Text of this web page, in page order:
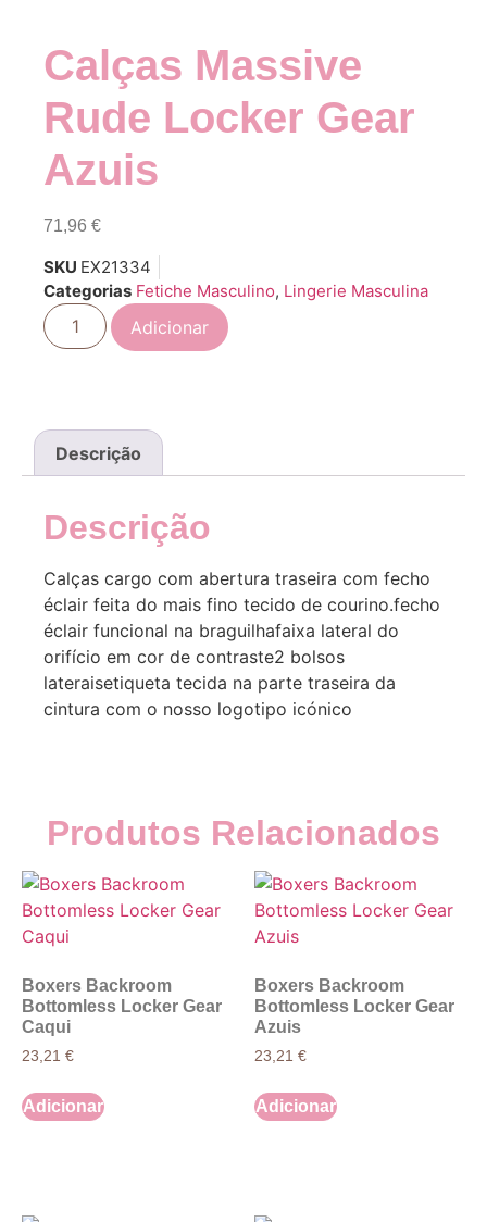
Calças Massive
Rude Locker Gear
Azuis
71,96 €
SKU EX21334
Categorias Fetiche Masculino, Lingerie Masculina
Adicionar
Descrição
Descrição
Calças cargo com abertura traseira com fecho
éclair feita do mais fino tecido de courino.fecho
éclair funcional na braguilhafaixa lateral do
orifício em cor de contraste2 bolsos
lateraisetiqueta tecida na parte traseira da
cintura com o nosso logotipo icónico
Produtos Relacionados
Boxers Backroom
Bottomless Locker Gear
Caqui
23,21 €
Adicionar
Boxers Backroom
Bottomless Locker Gear
Azuis
23,21 €
Adicionar